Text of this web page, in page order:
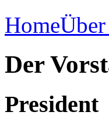
Home
Der
President